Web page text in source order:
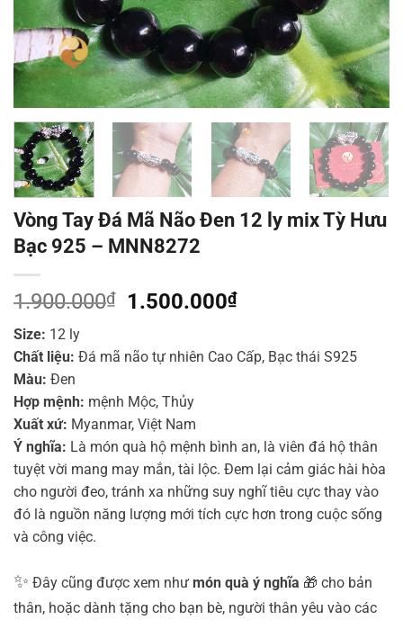
Vòng Tay Đá Mã Não Đen 12 ly mix Tỳ Hưu
Bạc 925 – MNN8272
1.900.000₫
Giá
là:
1.900.000₫.
1.500.000₫Giá
tại
là:
Size: 12 ly
Chất liệu: Đá mã não tự nhiên Cao Cấp, Bạc thái S925
Màu: Đen
Hợp mệnh: mệnh Mộc, Thủy
Xuất xứ: Myanmar, Việt Nam
Ý nghĩa: Là món quà hộ mệnh bình an, là viên đá hộ thân
tuyệt vời mang may mắn, tài lộc. Đem lại cảm giác hài hòa
cho người đeo, tránh xa những suy nghĩ tiêu cực thay vào
đó là nguồn năng lượng mới tích cực hơn trong cuộc sống
và công việc.
✨ Đây cũng được xem như món quà ý nghĩa 🎁 cho bản
thân, hoặc dành tặng cho bạn bè, người thân yêu vào các